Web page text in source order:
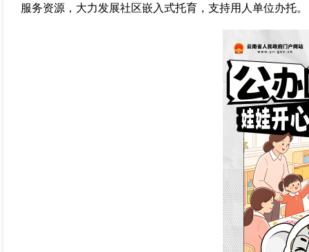
服务资源，大力发展社区嵌入式托育，支持用人单位办托。